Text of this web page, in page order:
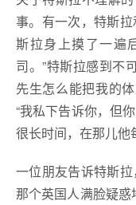
事。有一次，特斯
斯拉身上摸了一遍
司。”特斯拉感到不
先生怎么能把我的体
“我私下告诉你，但
很长时间，在那儿他
一位朋友告诉特斯拉
那个英国人满脸疑惑